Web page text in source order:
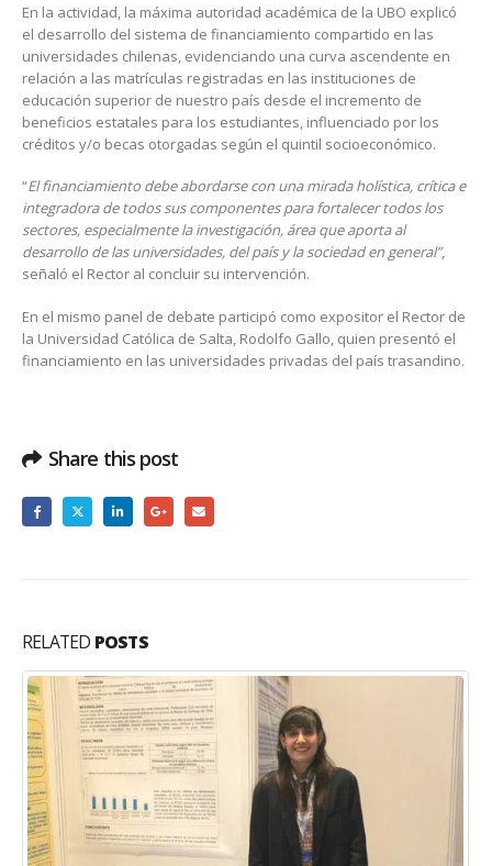
En la actividad, la máxima autoridad académica de la UBO explicó
el desarrollo del sistema de financiamiento compartido en las
universidades chilenas, evidenciando una curva ascendente en
relación a las matrículas registradas en las instituciones de
educación superior de nuestro país desde el incremento de
beneficios estatales para los estudiantes, influenciado por los
créditos y/o becas otorgadas según el quintil socioeconómico.
“El financiamiento debe abordarse con una mirada holística, crítica e
integradora de todos sus componentes para fortalecer todos los
sectores, especialmente la investigación, área que aporta al
desarrollo de las universidades, del país y la sociedad en general”,
señaló el Rector al concluir su intervención.
En el mismo panel de debate participó como expositor el Rector de
la Universidad Católica de Salta, Rodolfo Gallo, quien presentó el
financiamiento en las universidades privadas del país trasandino.
Share this post
RELATED POSTS